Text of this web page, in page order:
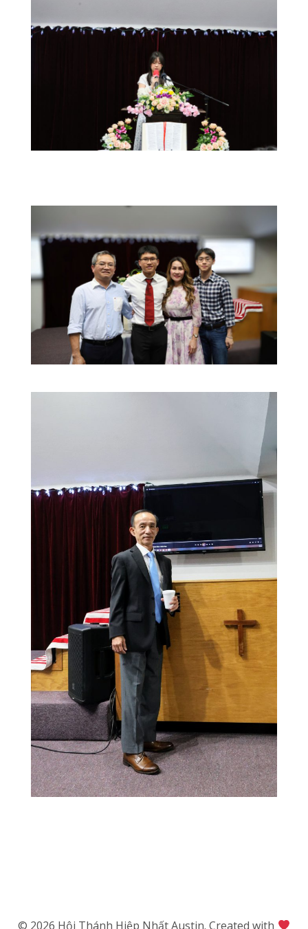
© 2026 Hội Thánh Hiệp Nhất Austin. Created with